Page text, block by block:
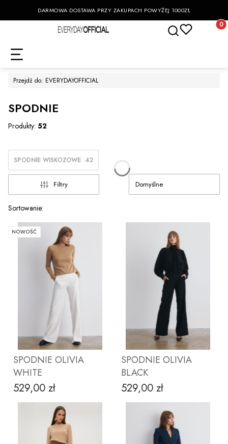
DARMOWA DOSTAWA PRZY ZAKUPACH POWYŻEJ 1000ZŁ
Otwórz
Przejdź do: EVERYDAYOFFICIAL
SPODNIE
Produkty: 52
SPODNIE WISKOZOWE 42
Filtry
Lista produktów
Sortowanie:
Domyślne
NOWOŚĆ
SPODNIE OLIVIA
WHITE
Cena
529,00 zł
SPODNIE OLIVIA
BLACK
Cena
529,00 zł